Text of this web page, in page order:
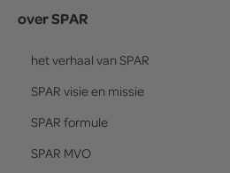
over SPAR
het verhaal van SPAR
SPAR visie en missie
SPAR formule
SPAR MVO